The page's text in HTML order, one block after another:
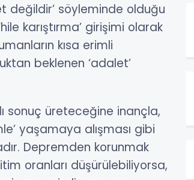
değildir’ söyleminde olduğu
karıştırma’ girişimi olarak
kısa erimli
beklenen ‘adalet’
üreteceğine inançla,
yaşamaya alışması gibi
Depremden korunmak
oranları düşürülebiliyorsa,